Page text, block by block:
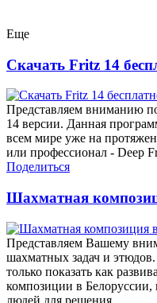
Еще
Скачать Fritz 14
Представляем вниманию
14 версии. Данная
всем мире уже на
или профессионал - Deep
Поделиться
Шахматная
Представляем Вашему
шахматных задач и
только показать как
композиции в
людей для решения